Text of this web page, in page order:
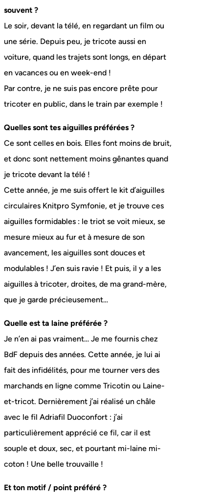
souvent ?
Le soir, devant la télé, en regardant un film ou
une série. Depuis peu, je tricote aussi en
voiture, quand les trajets sont longs, en départ
en vacances ou en week-end !
Par contre, je ne suis pas encore prête pour
tricoter en public, dans le train par exemple !
Quelles sont tes aiguilles préférées ?
Ce sont celles en bois. Elles font moins de bruit,
et donc sont nettement moins gênantes quand
je tricote devant la télé !
Cette année, je me suis offert le kit d’aiguilles
circulaires Knitpro Symfonie, et je trouve ces
aiguilles formidables : le triot se voit mieux, se
mesure mieux au fur et à mesure de son
avancement, les aiguilles sont douces et
modulables ! J’en suis ravie ! Et puis, il y a les
aiguilles à tricoter, droites, de ma grand-mère,
que je garde précieusement…
Quelle est ta laine préférée ?
Je n’en ai pas vraiment… Je me fournis chez
BdF depuis des années. Cette année, je lui ai
fait des infidélités, pour me tourner vers des
marchands en ligne comme Tricotin ou Laine-
et-tricot. Dernièrement j’ai réalisé un châle
avec le fil Adriafil Duoconfort : j’ai
particulièrement apprécié ce fil, car il est
souple et doux, sec, et pourtant mi-laine mi-
coton ! Une belle trouvaille !
Et ton motif / point préféré ?